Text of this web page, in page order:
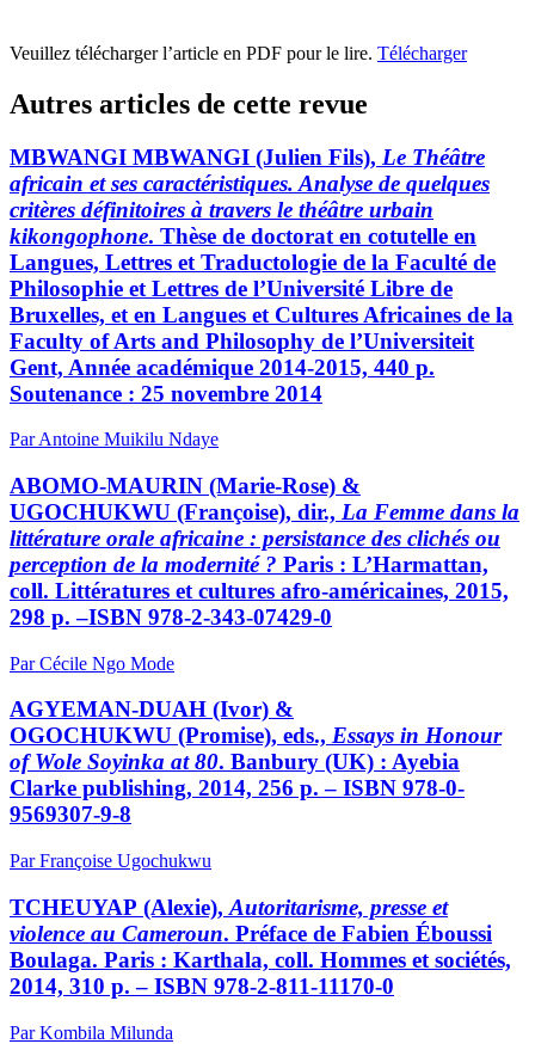
Veuillez télécharger l’article en PDF pour le lire. Télécharger
Autres articles de cette revue
MBWANGI MBWANGI (Julien Fils), Le Théâtre
africain et ses caractéristiques. Analyse de quelques
critères définitoires à travers le théâtre urbain
kikongophone. Thèse de doctorat en cotutelle en
Langues, Lettres et Traductologie de la Faculté de
Philosophie et Lettres de l’Université Libre de
Bruxelles, et en Langues et Cultures Africaines de la
Faculty of Arts and Philosophy de l’Universiteit
Gent, Année académique 2014-2015, 440 p.
Soutenance : 25 novembre 2014
Par Antoine Muikilu Ndaye
ABOMO-MAURIN (Marie-Rose) &
UGOCHUKWU (Françoise), dir., La Femme dans la
littérature orale africaine : persistance des clichés ou
perception de la modernité ? Paris : L’Harmattan,
coll. Littératures et cultures afro-américaines, 2015,
298 p. –ISBN 978-2-343-07429-0
Par Cécile Ngo Mode
AGYEMAN-DUAH (Ivor) &
OGOCHUKWU (Promise), eds., Essays in Honour
of Wole Soyinka at 80. Banbury (UK) : Ayebia
Clarke publishing, 2014, 256 p. – ISBN 978-0-
9569307-9-8
Par Françoise Ugochukwu
TCHEUYAP (Alexie), Autoritarisme, presse et
violence au Cameroun. Préface de Fabien Éboussi
Boulaga. Paris : Karthala, coll. Hommes et sociétés,
2014, 310 p. – ISBN 978-2-811-11170-0
Par Kombila Milunda